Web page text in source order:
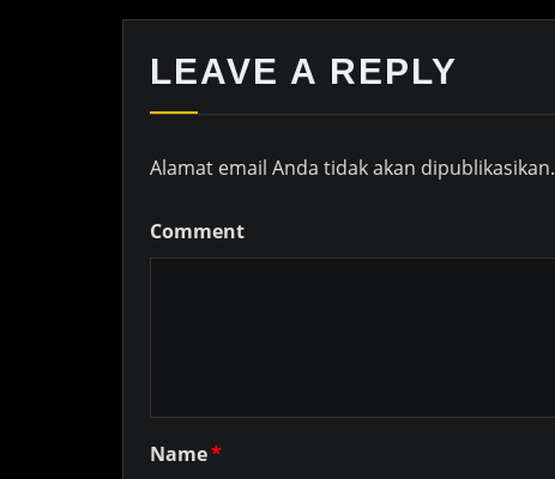
LEAVE A REPLY
Alamat email Anda tidak akan dipublikasikan.
Comment
Name*